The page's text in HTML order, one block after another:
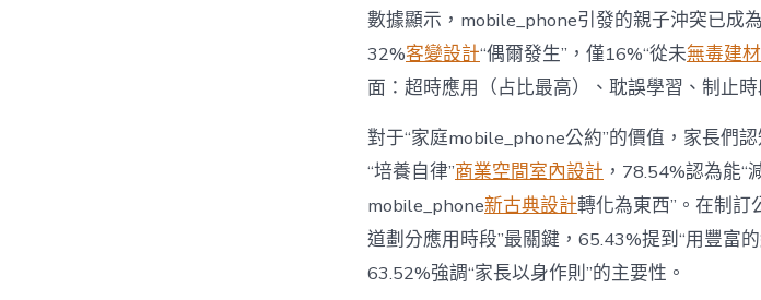
西
而
非
“家
庭
戰
場
中
數據顯示，mobile_phone引發的親子沖突已成
32%客變設計“偶爾發生”，僅16%“從未無毒建材
面：超時應用（占比最高）、耽誤學習、制止
對于“家庭mobile_phone公約”的價值，家長們
“培養自律”商業空間室內設計 ，78.54%認為能“
mobile_phone新古典設計轉化為東西”。在制訂
道劃分應用時段”最關鍵，65.43%提到“用豐富
63.52%強調“家長以身作則”的主要性。